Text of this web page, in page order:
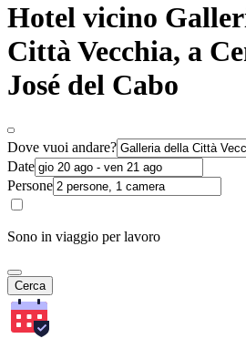
Hotel vicino
Città Vecchia, a
José del Cabo
Dove vuoi andare?
Date
Persone
Sono in viaggio per lavoro
Cerca